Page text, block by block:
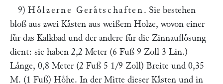
9) Hoͤlzerne Geraͤtschaften . Sie bestehen
bloß aus zwei Kaͤsten aus weißem Holze, wovon einer
fuͤr das Kalkbad und der andere fuͤr die Zinnaufloͤsung
dient: sie haben 2,2 Meter (6 Fuß 9 Zoll 3 Lin.)
Laͤnge, 0,8 Meter (2 Fuß 5 1/9 Zoll) Breite und 0,35
M. (1 Fuß) Hoͤhe. In der Mitte dieser Kaͤsten und in